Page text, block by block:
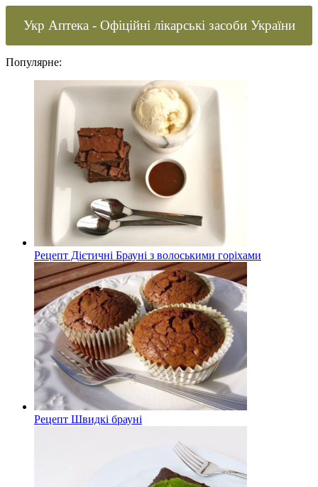
Укр Аптека - Офіційні лікарські засоби України
Популярне:
Рецепт Дієтичні Брауні з волоськими горіхами
Рецепт Швидкі брауні